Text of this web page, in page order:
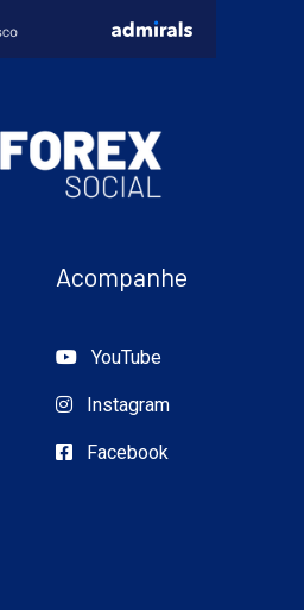
Acompanhe
YouTube
Instagram
Facebook